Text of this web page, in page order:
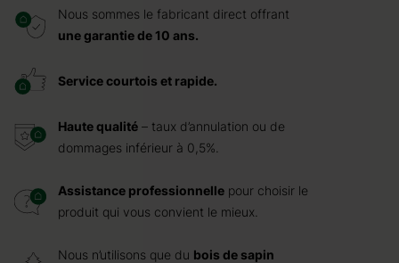
Nous sommes le fabricant direct offrant
une garantie de 10 ans.
Service courtois et rapide.
Haute qualité – taux d’annulation ou de
dommages inférieur à 0,5%.
Assistance professionnelle pour choisir le
produit qui vous convient le mieux.
Nous n’utilisons que du bois de sapin